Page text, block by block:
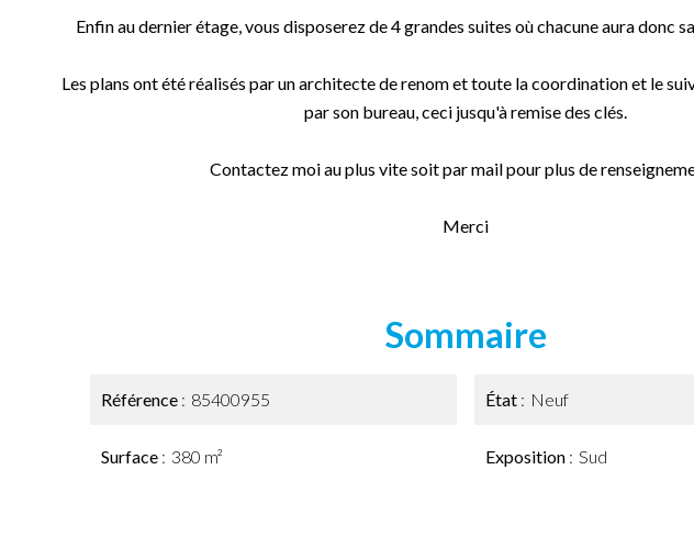
Enfin au dernier étage, vous disposerez de 4 grandes suites où chacune aura donc
Les plans ont été réalisés par un architecte de renom et toute la coordination et le
par son bureau, ceci jusqu'à remise des clés.
Contactez moi au plus vite soit par mail pour plus de
Merci
Sommaire
Référence 85400955
Surface 380 m²
État Neuf
Exposition Sud